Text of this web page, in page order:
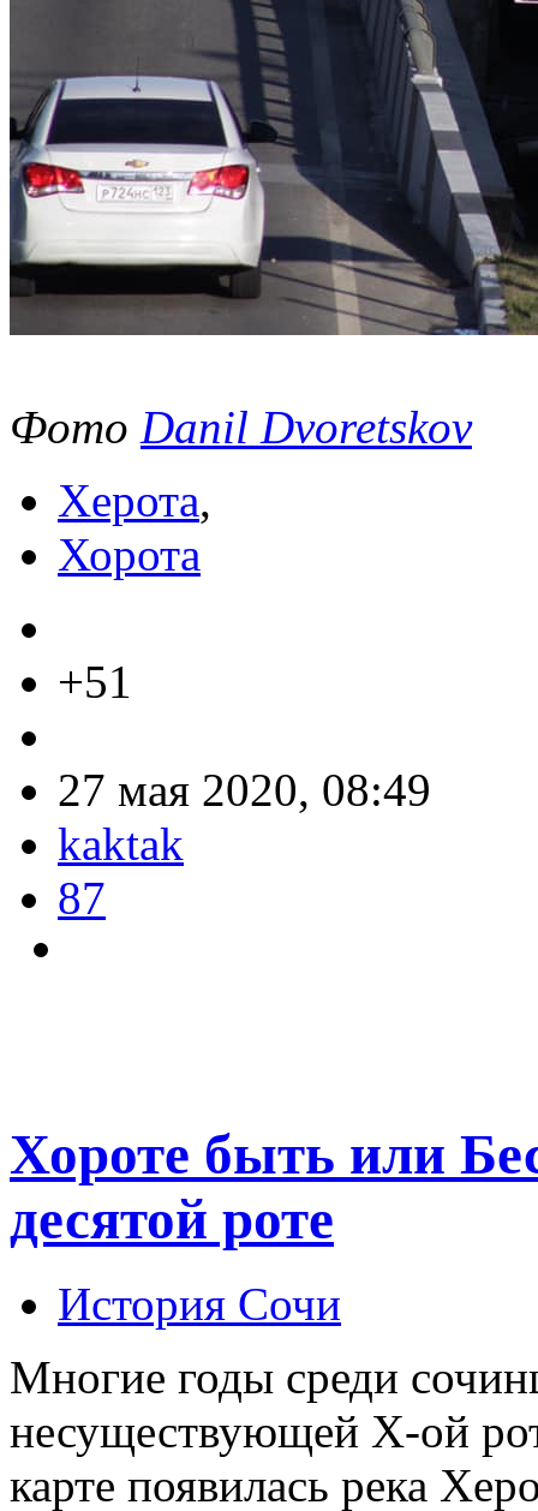
Фото Danil Dvoretskov
Херота,
Хорота
+51
27 мая 2020, 08:49
kaktak
87
Хороте быть или
десятой роте
История Сочи
Многие годы среди
несуществующей Х-ой
карте появилась река